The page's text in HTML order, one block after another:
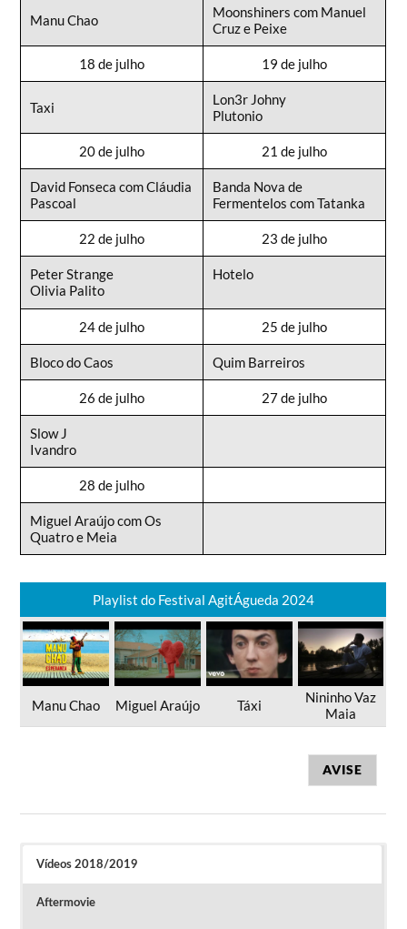
Manu Chao
Moonshiners com Manuel
Cruz e Peixe
18 de julho 19 de julho
Taxi
Lon3r Johny
Plutonio
20 de julho 21 de julho
David Fonseca com Cláudia
Pascoal
Banda Nova de
Fermentelos com Tatanka
22 de julho 23 de julho
Peter Strange
Olivia Palito
Hotelo
24 de julho 25 de julho
Bloco do Caos Quim Barreiros
26 de julho 27 de julho
Slow J
Ivandro
28 de julho
Miguel Araújo com Os
Quatro e Meia
Playlist do Festival AgitÁgueda 2024
Manu Chao Miguel Araújo Táxi
Nininho Vaz
Maia
AVISE
Vídeos 2018/2019
Aftermovie